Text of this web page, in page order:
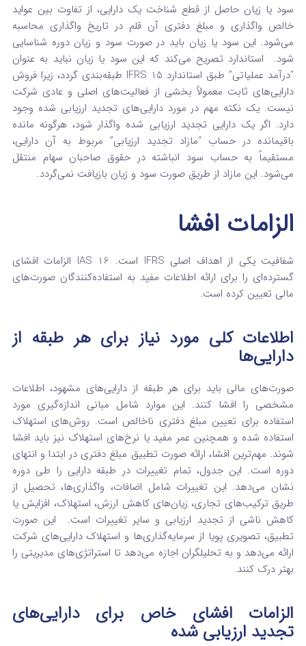
سود یا زیان حاصل از قطع شناخت یک دارایی، از تفاوت بین عواید
خالص واگذاری و مبلغ دفتری آن قلم در تاریخ واگذاری محاسبه
می‌شود. این سود یا زیان باید در صورت سود و زیان دوره شناسایی
شود.
استاندارد تصریح می‌کند که این سود یا زیان نباید به عنوان
“درآمد عملیاتی” طبق استاندارد IFRS 15 طبقه‌بندی گردد، زیرا فروش
دارایی‌های ثابت معمولاً بخشی از فعالیت‌های اصلی و عادی شرکت
نیست. یک نکته مهم در مورد دارایی‌های تجدید ارزیابی شده وجود
دارد. اگر یک دارایی تجدید ارزیابی شده واگذار شود، هرگونه مانده
باقیمانده در حساب “مازاد تجدید ارزیابی” مربوط به آن دارایی،
مستقیماً به حساب سود انباشته در حقوق صاحبان سهام منتقل
می‌شود. این مازاد از طریق صورت سود و زیان بازیافت نمی‌گردد.
الزامات افشا
شفافیت یکی از اهداف اصلی IFRS است. IAS 16 الزامات افشای
گسترده‌ای را برای ارائه اطلاعات مفید به استفاده‌کنندگان صورت‌های
مالی تعیین کرده است.
اطلاعات کلی مورد نیاز برای هر طبقه از
دارایی‌ها
صورت‌های مالی باید برای هر طبقه از دارایی‌های مشهود، اطلاعات
مشخصی را افشا کنند. این موارد شامل مبانی اندازه‌گیری مورد
استفاده برای تعیین مبلغ دفتری ناخالص است. روش‌های استهلاک
استفاده شده و همچنین عمر مفید یا نرخ‌های استهلاک نیز باید افشا
شوند. مهم‌ترین افشا، ارائه صورت تطبیق مبلغ دفتری در ابتدا و انتهای
دوره است. این جدول، تمام تغییرات در طبقه دارایی را طی دوره
نشان می‌دهد. این تغییرات شامل اضافات، واگذاری‌ها، تحصیل از
طریق ترکیب‌های تجاری، زیان‌های کاهش ارزش، استهلاک، افزایش یا
کاهش ناشی از تجدید ارزیابی و سایر تغییرات است.
این صورت
تطبیق، تصویری پویا از سرمایه‌گذاری‌ها و استهلاک دارایی‌های شرکت
ارائه می‌دهد و به تحلیلگران اجازه می‌دهد تا استراتژی‌های مدیریتی را
بهتر درک کنند.
الزامات افشای خاص برای دارایی‌های
تجدید ارزیابی شده